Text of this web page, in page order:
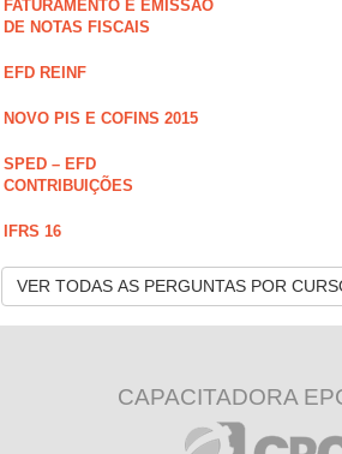
FATURAMENTO E EMISSÃO
DE NOTAS FISCAIS
EFD REINF
NOVO PIS E COFINS 2015
SPED – EFD
CONTRIBUIÇÕES
IFRS 16
VER TODAS AS PERGUNTAS POR
CAPACITADORA